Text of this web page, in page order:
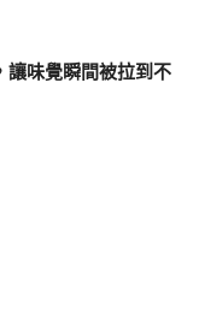
讓味覺瞬間被拉到不